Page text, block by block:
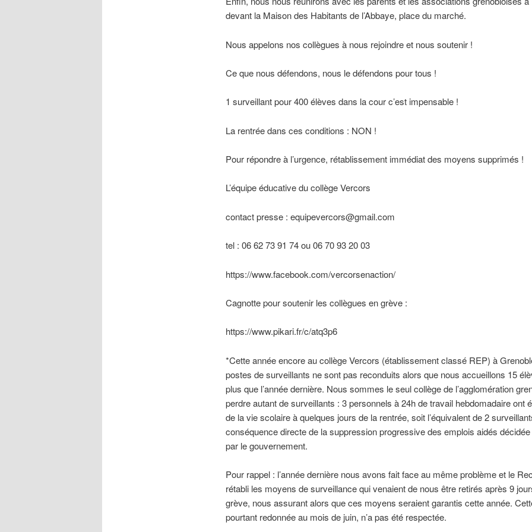
devant la Maison des Habitants de l’Abbaye, place du marché.
Nous appelons nos collègues à nous rejoindre et nous soutenir !
Ce que nous défendons, nous le défendons pour tous !
1 surveillant pour 400 élèves dans la cour c’est impensable !
La rentrée dans ces conditions : NON !
Pour répondre à l’urgence, rétablissement immédiat des moyens supprimés !
L’équipe éducative du collège Vercors
contact presse : equipevercors@gmail.com
tel : 06 62 73 91 74 ou 06 70 93 20 03
https://www.facebook.com/vercorsenaction/
Cagnotte pour soutenir les collègues en grève :
https://www.pikari.fr/c/atq3p6
*Cette année encore au collège Vercors (établissement classé REP) à
postes de surveillants ne sont pas reconduits alors que nous accueillons 15
plus que l’année dernière. Nous sommes le seul collège de l’agglomération
perdre autant de surveillants : 3 personnels à 24h de travail hebdomadaire ont
de la vie scolaire à quelques jours de la rentrée, soit l’équivalent de 2
conséquence directe de la suppression progressive des emplois aidés
par le gouvernement.
Pour rappel : l’année dernière nous avons fait face au même problème et le
rétabli les moyens de surveillance qui venaient de nous être retirés après 9
grève, nous assurant alors que ces moyens seraient garantis cette année.
pourtant redonnée au mois de juin, n’a pas été respectée.